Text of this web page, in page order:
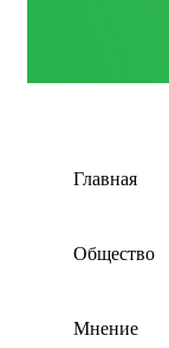
Главная
Общество
Мнение